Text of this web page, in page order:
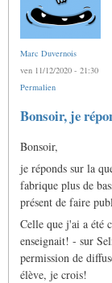
Marc Duvernois
ven 11/12/2020 - 21:30
Permalien
Bonsoir, je
Bonsoir,
je réponds sur la
fabrique plus de
présent de faire
Celle que j'ai a été
enseignait! - sur
permission de
élève, je crois!